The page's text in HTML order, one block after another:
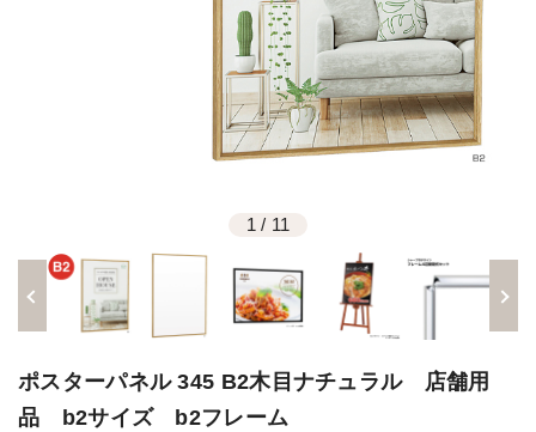
1 / 11
ポスターパネル 345 B2木目ナチュラル 店舗用
品 b2サイズ b2フレーム